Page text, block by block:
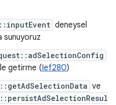
deneysel
sunuyoruz
getirme (Ief280)
ve